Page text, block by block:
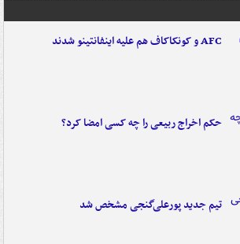
AFC و کونکاکاف هم علیه اینفانتینو شدند
حکم اخراج ربیعی را چه کسی امضا کرد؟
تیم جدید پورعلی‌گنجی مشخص شد